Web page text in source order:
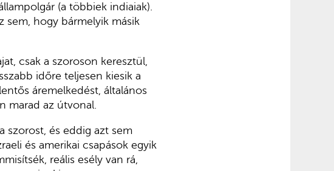
(a többiek indiaiak).
sem, hogy bármelyik másik
csak a szoroson keresztül,
időre teljesen kiesik a
áremelkedést, általános
marad az útvonal.
szorost, és eddig azt sem
és amerikai csapások egyik
reális esély van rá,